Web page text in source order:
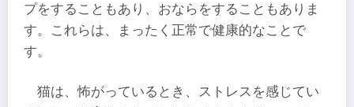
プをすることもあり、おならをすることもありま
す。これらは、まったく正常で健康的なことで
す。
猫は、怖がっているとき、ストレスを感じてい